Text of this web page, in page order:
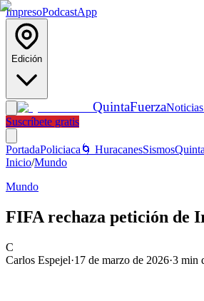
ImpresoPodcastApp
Edición
QuintaFuerza
Suscríbete gratis
PortadaPoliciaca 🌀 HuracanesSismos
Inicio/Mundo
Mundo
FIFA rechaza petición de
C
Carlos Espejel·17 de marzo de 2026·3 min